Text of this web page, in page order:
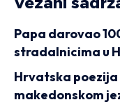
Papa darovao
stradalnicima u
Hrvatska poezija
makedonskom